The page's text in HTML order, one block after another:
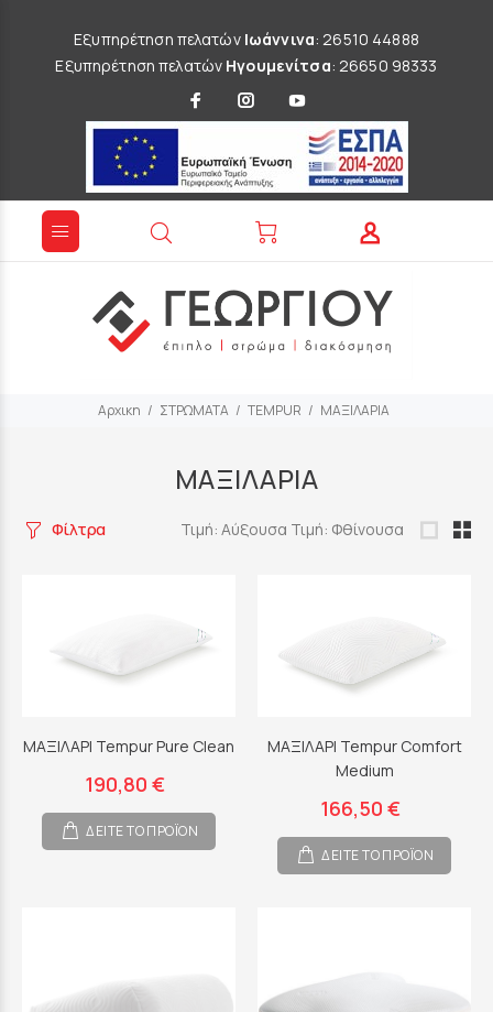
Εξυπηρέτηση πελατών Ιωάννινα: 26510 44888
Εξυπηρέτηση πελατών Ηγουμενίτσα: 26650 98333
Αρχικη ΣΤΡΩΜΑΤΑ TEMPUR ΜΑΞΙΛΑΡΙΑ
ΜΑΞΙΛΑΡΙΑ
Φίλτρα Τιμή: Αύξουσα Τιμή: Φθίνουσα
ΜΑΞΙΛΑΡΙ Tempur Pure Clean
190,80 €
ΔΕΙΤΕ ΤΟ ΠΡΟΪΟΝ
ΜΑΞΙΛΑΡΙ Tempur Comfort
Medium
166,50 €
ΔΕΙΤΕ ΤΟ ΠΡΟΪΟΝ